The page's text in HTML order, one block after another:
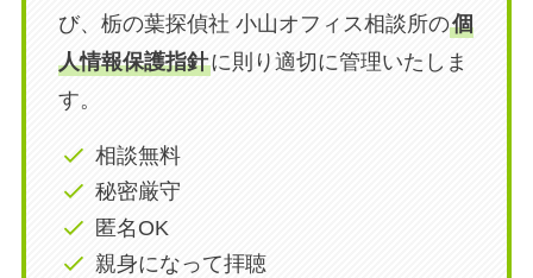
び、栃の葉探偵社 小山オフィス相談所の個
人情報保護指針に則り適切に管理いたしま
す。
相談無料
秘密厳守
匿名OK
親身になって拝聴